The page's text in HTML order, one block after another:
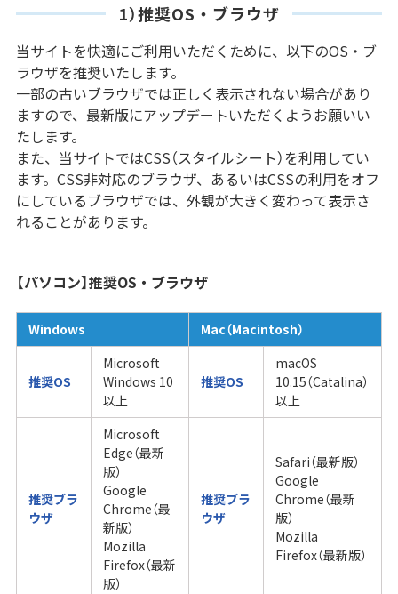
1）推奨OS・ブラウザ
当サイトを快適にご利用いただくために、以下のOS・ブ
ラウザを推奨いたします。
一部の古いブラウザでは正しく表示されない場合があり
ますので、最新版にアップデートいただくようお願いい
たします。
また、当サイトではCSS（スタイルシート）を利用してい
ます。CSS非対応のブラウザ、あるいはCSSの利用をオフ
にしているブラウザでは、外観が大きく変わって表示さ
れることがあります。
【パソコン】推奨OS・ブラウザ
Windows Mac（Macintosh）
推奨OS
Microsoft
Windows 10
以上
推奨OS
macOS
10.15（Catalina）
以上
推奨ブラ
ウザ
Microsoft
Edge（最新
版）
Google
Chrome（最
新版）
Mozilla
Firefox（最新
版）
推奨ブラ
ウザ
Safari（最新版）
Google
Chrome（最新
版）
Mozilla
Firefox（最新版）